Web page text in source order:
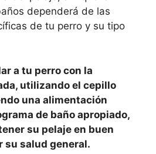
dependerá de las
de tu perro y su tipo
a tu perro con la
utilizando el cepillo
una alimentación
de baño apropiado,
su pelaje en buen
su salud general.